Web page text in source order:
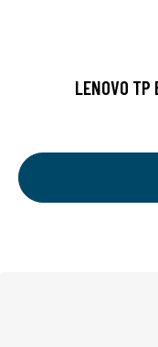
LENOVO TP